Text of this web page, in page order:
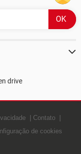
drive
Contato
de cookies